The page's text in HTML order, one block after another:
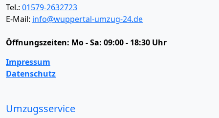
Tel.: 01579-2632723
E-Mail: info@wuppertal-umzug-24.de
Öffnungszeiten: Mo - Sa: 09:00 - 18:30 Uhr
Impressum
Datenschutz
Umzugsservice